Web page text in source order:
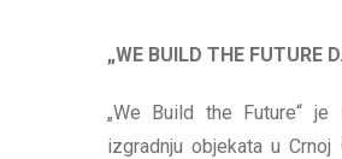
„WE BUILD THE FUTURE
„We Build the Future“
izgradnju objekata u